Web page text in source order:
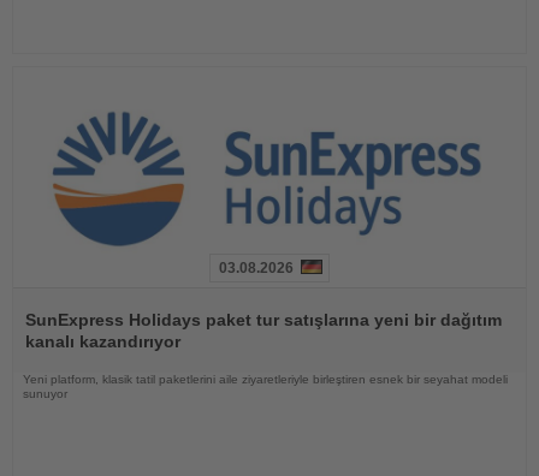
Oku
03.08.2026
SunExpress Holidays paket tur satışlarına yeni bir dağıtım
kanalı kazandırıyor
Yeni platform, klasik tatil paketlerini aile ziyaretleriyle birleştiren esnek bir seyahat modeli
sunuyor